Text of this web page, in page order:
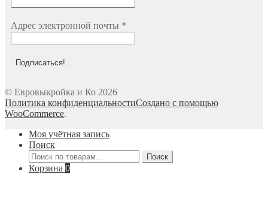
Адрес электронной почты *
© Евровыкройка и Ко 2026
Политика конфиденциальностиСоздано с помощью
WooCommerce.
Моя учётная запись
Поиск
Искать:
Поиск
Корзина 0